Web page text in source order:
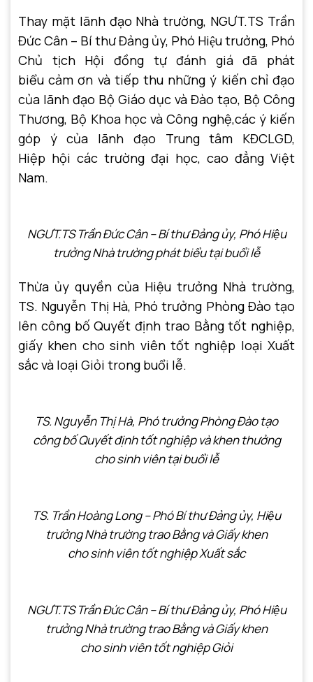
Thay mặt lãnh đạo Nhà trường, NGƯT.TS Trần
Đức Cân – Bí thư Đảng ủy, Phó Hiệu trưởng, Phó
Chủ tịch Hội đồng tự đánh giá đã phát
biểu cảm ơn và tiếp thu những ý kiến chỉ đạo
của lãnh đạo Bộ Giáo dục và Đào tạo, Bộ Công
Thương, Bộ Khoa học và Công nghệ,các ý kiến
góp ý của lãnh đạo Trung tâm KĐCLGD,
Hiệp hội các trường đại học, cao đẳng Việt
Nam.
NGƯT.TS Trần Đức Cân – Bí thư Đảng ủy, Phó Hiệu
trưởng Nhà trườngphát biểu tại buổi lễ
Thừa ủy quyền của Hiệu trưởng Nhà trường,
TS. Nguyễn Thị Hà, Phó trưởng Phòng Đào tạo
lên công bố Quyết định trao Bằng tốt nghiệp,
giấy khen cho sinh viên tốt nghiệp loại Xuất
sắc và loại Giỏi trong buổi lễ.
TS. Nguyễn Thị Hà, Phó trưởng Phòng Đào tạo
công bốQuyết định tốt nghiệp và khen thưởng
cho sinh viên tại buổi lễ
TS. Trần Hoàng Long – Phó Bí thư Đảng ủy, Hiệu
trưởng Nhàtrường trao Bằng và Giấy khen
cho sinh viên tốt nghiệp Xuất sắc
NGƯT.TSTrần Đức Cân– Bí thư Đảng ủy, PhóHiệu
trưởng Nhà trườngtrao Bằng và Giấy khen
cho sinh viên tốt nghiệp Giỏi